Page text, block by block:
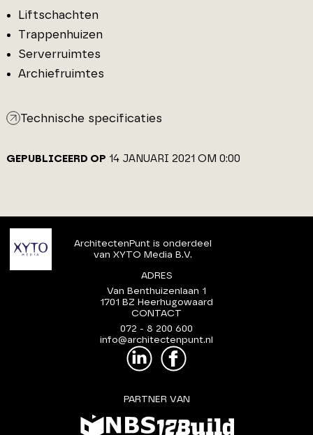
Liftschachten
Trappenhuizen
Serverruimtes
Archiefruimtes
Technische specificaties
GEPUBLICEERD OP 14 JANUARI 2021 OM 0:00
ArchitectenPunt is onderdeel
van XYTO Media B.V.
ADRES
Van Benthuizenlaan 1
1701 BZ Heerhugowaard
CONTACT
072 - 8 200 600
info@architectenpunt.nl
PARTNER VAN